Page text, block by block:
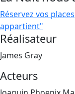
Réservez vos places
appartient"
Réalisateur
James Gray
Acteurs